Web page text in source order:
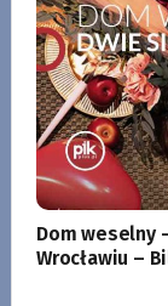
Dom weselny
Wrocławiu –